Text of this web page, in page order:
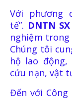
Với phương
tế”. DNTN
nghiệm trong
Chúng tôi
hộ lao động,
cứu nạn, vật
Đến với